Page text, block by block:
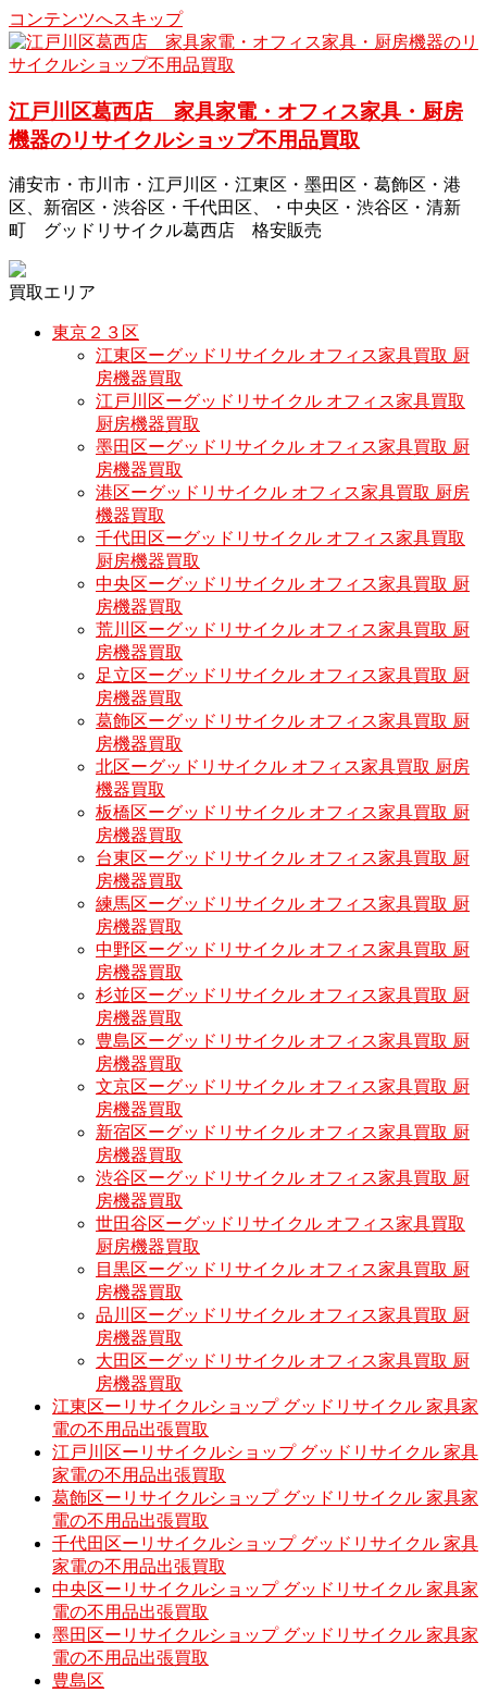
コンテンツへスキップ
江戸川区葛西店 家具家電・オフィス家具・厨房
機器のリサイクルショップ不用品買取
浦安市・市川市・江戸川区・江東区・墨田区・葛飾区・港
区、新宿区・渋谷区・千代田区、・中央区・渋谷区・清新
町 グッドリサイクル葛西店 格安販売
買取エリア
東京２３区
江東区ーグッドリサイクル オフィス家具買取 厨
房機器買取
江戸川区ーグッドリサイクル オフィス家具買取
厨房機器買取
墨田区ーグッドリサイクル オフィス家具買取 厨
房機器買取
港区ーグッドリサイクル オフィス家具買取 厨房
機器買取
千代田区ーグッドリサイクル オフィス家具買取
厨房機器買取
中央区ーグッドリサイクル オフィス家具買取 厨
房機器買取
荒川区ーグッドリサイクル オフィス家具買取 厨
房機器買取
足立区ーグッドリサイクル オフィス家具買取 厨
房機器買取
葛飾区ーグッドリサイクル オフィス家具買取 厨
房機器買取
北区ーグッドリサイクル オフィス家具買取 厨房
機器買取
板橋区ーグッドリサイクル オフィス家具買取 厨
房機器買取
台東区ーグッドリサイクル オフィス家具買取 厨
房機器買取
練馬区ーグッドリサイクル オフィス家具買取 厨
房機器買取
中野区ーグッドリサイクル オフィス家具買取 厨
房機器買取
杉並区ーグッドリサイクル オフィス家具買取 厨
房機器買取
豊島区ーグッドリサイクル オフィス家具買取 厨
房機器買取
文京区ーグッドリサイクル オフィス家具買取 厨
房機器買取
新宿区ーグッドリサイクル オフィス家具買取 厨
房機器買取
渋谷区ーグッドリサイクル オフィス家具買取 厨
房機器買取
世田谷区ーグッドリサイクル オフィス家具買取
厨房機器買取
目黒区ーグッドリサイクル オフィス家具買取 厨
房機器買取
品川区ーグッドリサイクル オフィス家具買取 厨
房機器買取
大田区ーグッドリサイクル オフィス家具買取 厨
房機器買取
江東区ーリサイクルショップ グッドリサイクル 家具家
電の不用品出張買取
江戸川区ーリサイクルショップ グッドリサイクル 家具
家電の不用品出張買取
葛飾区ーリサイクルショップ グッドリサイクル 家具家
電の不用品出張買取
千代田区ーリサイクルショップ グッドリサイクル 家具
家電の不用品出張買取
中央区ーリサイクルショップ グッドリサイクル 家具家
電の不用品出張買取
墨田区ーリサイクルショップ グッドリサイクル 家具家
電の不用品出張買取
豊島区